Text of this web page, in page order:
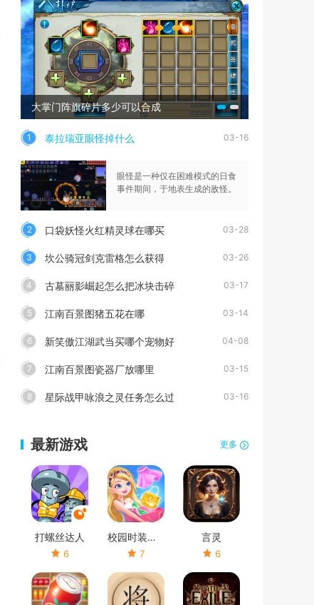
大掌门阵旗碎片多少可以合成
1 泰拉瑞亚眼怪掉什么 03-16
眼怪是一种仅在困难模式的日食
事件期间，于地表生成的敌怪。
2 口袋妖怪火红精灵球在哪买 03-28
3 坎公骑冠剑克雷格怎么获得 03-26
4 古墓丽影崛起怎么把冰块击碎 03-17
5 江南百景图猪五花在哪 03-14
6 新笑傲江湖武当买哪个宠物好 04-08
7 江南百景图瓷器厂放哪里 03-15
8 星际战甲咏浪之灵任务怎么过 03-16
最新游戏 更多
打螺丝达人
6
校园时装店破解版
7
言灵
6